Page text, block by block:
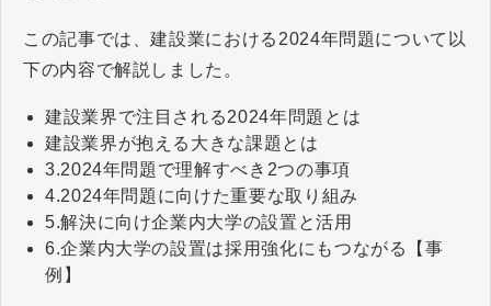
この記事では、建設業における2024年問題について以
下の内容で解説しました。
建設業界で注目される2024年問題とは
建設業界が抱える大きな課題とは
3.2024年問題で理解すべき2つの事項
4.2024年問題に向けた重要な取り組み
5.解決に向け企業内大学の設置と活用
6.企業内大学の設置は採用強化にもつながる【事
例】